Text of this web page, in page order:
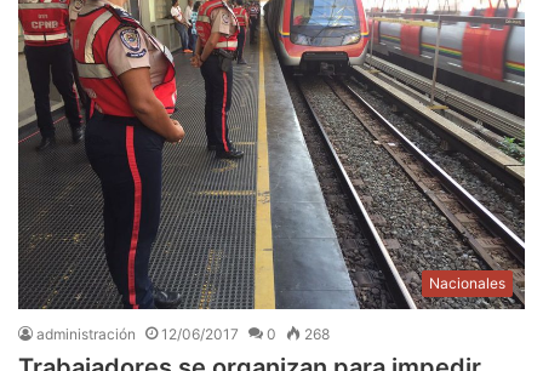
Nacionales
administración 12/06/2017 0 268